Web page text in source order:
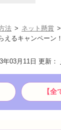
法 ネット懸賞
えるキャンペーン！
年03月11日 更新 ：
【